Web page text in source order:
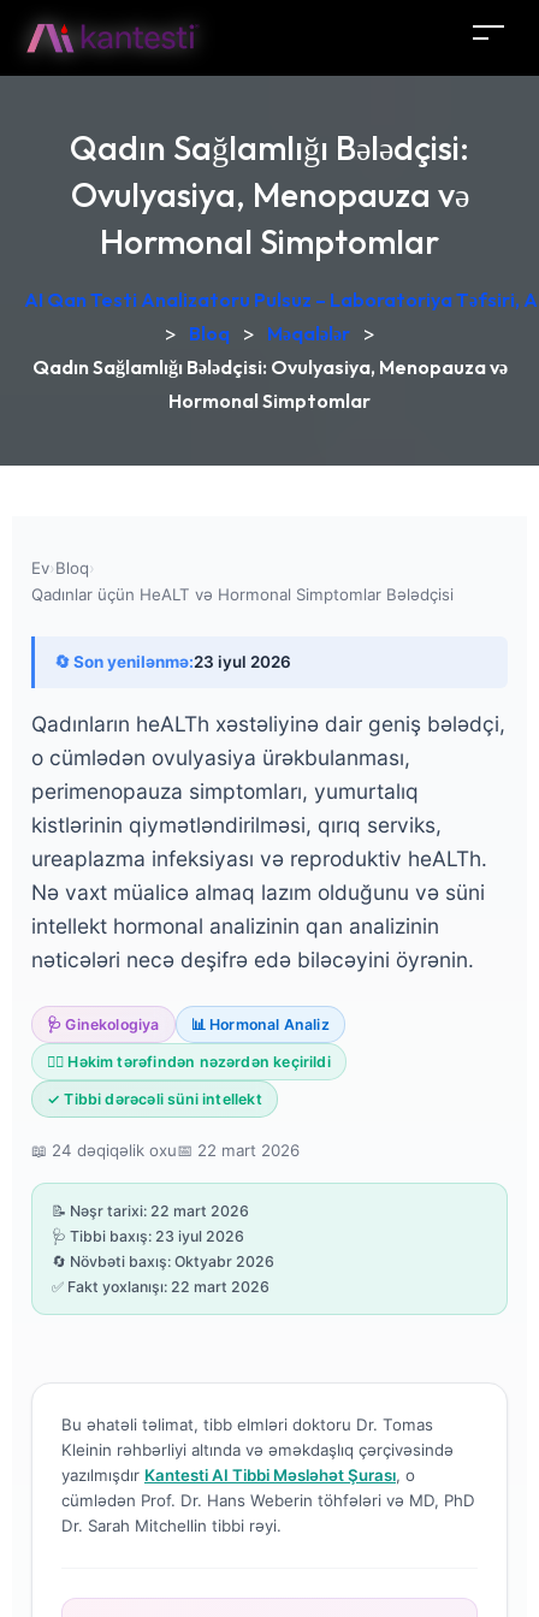
Qadın Sağlamlığı Bələdçisi:
Ovulyasiya, Menopauza və
Hormonal Simptomlar
AI Qan Testi Analizatoru Pulsuz – Laboratoriya Təfsiri,
> Bloq > Məqalələr >
Qadın Sağlamlığı Bələdçisi: Ovulyasiya, Menopauza və
Hormonal Simptomlar
Ev›Bloq›
Qadınlar üçün HeALT və Hormonal Simptomlar Bələdçisi
🔄 Son yenilənmə:23 iyul 2026
Qadınların heALTh xəstəliyinə dair geniş bələdçi,
o cümlədən ovulyasiya ürəkbulanması,
perimenopauza simptomları, yumurtalıq
kistlərinin qiymətləndirilməsi, qırıq serviks,
ureaplazma infeksiyası və reproduktiv heALTh.
Nə vaxt müalicə almaq lazım olduğunu və süni
intellekt hormonal analizinin qan analizinin
nəticələri necə deşifrə edə biləcəyini öyrənin.
🩺 Ginekologiya 📊 Hormonal Analiz
👨‍⚕️ Həkim tərəfindən nəzərdən keçirildi
✓ Tibbi dərəcəli süni intellekt
📖 24 dəqiqəlik oxu📅 22 mart 2026
📝 Nəşr tarixi: 22 mart 2026
🩺 Tibbi baxış: 23 iyul 2026
🔄 Növbəti baxış: Oktyabr 2026
✅ Fakt yoxlanışı: 22 mart 2026
Bu əhatəli təlimat, tibb elmləri doktoru Dr. Tomas
Kleinin rəhbərliyi altında və əməkdaşlıq çərçivəsində
yazılmışdır Kantesti AI Tibbi Məsləhət Şurası, o
cümlədən Prof. Dr. Hans Weberin töhfələri və MD, PhD
Dr. Sarah Mitchellin tibbi rəyi.